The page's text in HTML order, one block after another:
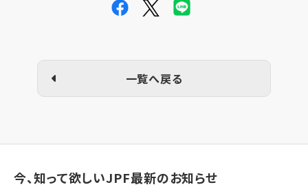
一覧へ戻る
今、知って欲しいJPF最新のお知らせ